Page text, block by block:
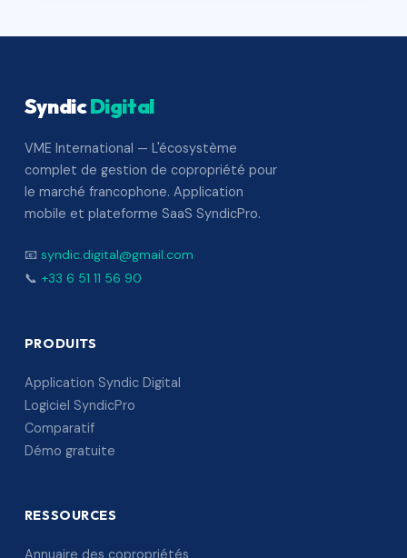
SyndicDigital
VME International — L'écosystème
complet de gestion de copropriété pour
le marché francophone. Application
mobile et plateforme SaaS SyndicPro.
📧 syndic.digital@gmail.com
📞 +33 6 51 11 56 90
PRODUITS
Application Syndic Digital
Logiciel SyndicPro
Comparatif
Démo gratuite
RESSOURCES
Annuaire des copropriétés